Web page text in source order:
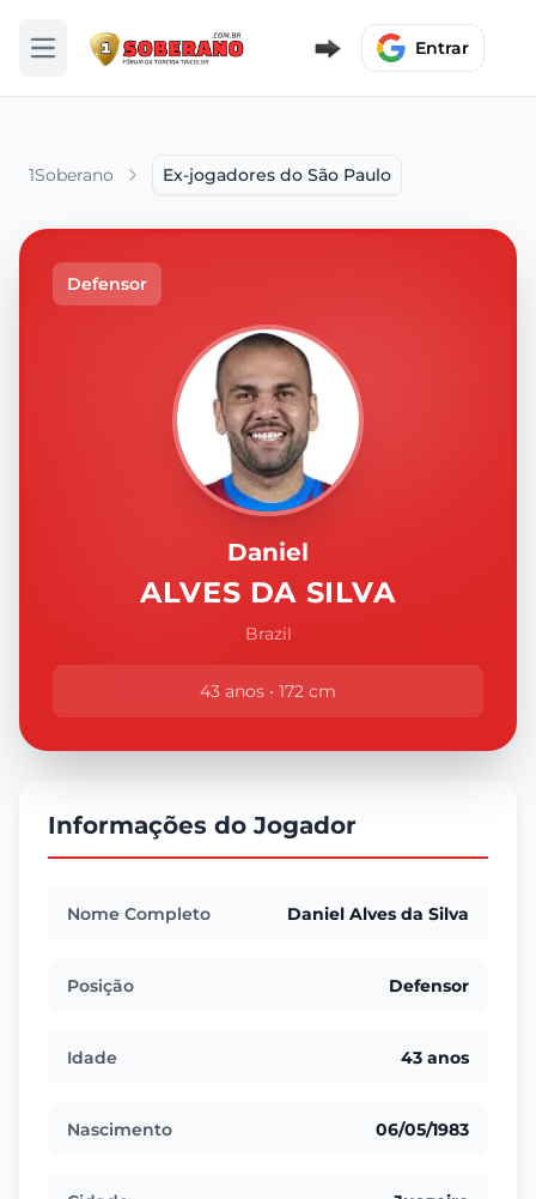
Abrir menu Entrar
1Soberano Ex-jogadores do São Paulo
Defensor
Daniel
ALVES DA SILVA
Brazil
43 anos • 172 cm
Informações do Jogador
Nome Completo Daniel Alves da Silva
Posição Defensor
Idade 43 anos
Nascimento 06/05/1983